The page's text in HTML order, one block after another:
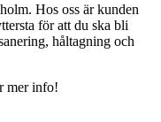
Hos oss är kunden
för att du ska bli
håltagning och
mer info!